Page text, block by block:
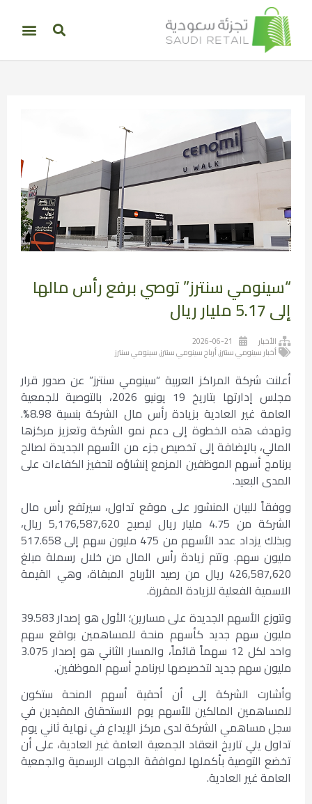
“سينومي سنترز” توصي برفع رأس مالها
إلى 5.17 مليار ريال
الأخبار
2026-06-21
أخبار سينومي سنترز,أرباح سينومي سنترز,سينومي سنترز
أعلنت شركة المراكز العربية “سينومي سنترز” عن صدور قرار
مجلس إدارتها بتاريخ 19 يونيو 2026، بالتوصية للجمعية
العامة غير العادية بزيادة رأس مال الشركة بنسبة 8.98%.
وتهدف هذه الخطوة إلى دعم نمو الشركة وتعزيز مركزها
المالي، بالإضافة إلى تخصيص جزء من الأسهم الجديدة لصالح
برنامج أسهم الموظفين المزمع إنشاؤه لتحفيز الكفاءات على
المدى البعيد.
ووفقاً للبيان المنشور على موقع تداول، سيرتفع رأس مال
الشركة من 4.75 مليار ريال ليصبح 5,176,587,620 ريال،
وبذلك يزداد عدد الأسهم من 475 مليون سهم إلى 517.658
مليون سهم. وتتم زيادة رأس المال من خلال رسملة مبلغ
426,587,620 ريال من رصيد الأرباح المبقاة، وهي القيمة
الاسمية الفعلية للزيادة المقررة.
وتتوزع الأسهم الجديدة على مسارين؛ الأول هو إصدار 39.583
مليون سهم جديد كأسهم منحة للمساهمين بواقع سهم
واحد لكل 12 سهماً قائماً، والمسار الثاني هو إصدار 3.075
مليون سهم جديد لتخصيصها لبرنامج أسهم الموظفين.
وأشارت الشركة إلى أن أحقية أسهم المنحة ستكون
للمساهمين المالكين للأسهم يوم الاستحقاق المقيدين في
سجل مساهمي الشركة لدى مركز الإيداع في نهاية ثاني يوم
تداول يلي تاريخ انعقاد الجمعية العامة غير العادية، على أن
تخضع التوصية بأكملها لموافقة الجهات الرسمية والجمعية
العامة غير العادية.